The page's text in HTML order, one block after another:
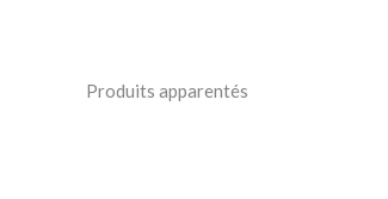
Produits apparentés